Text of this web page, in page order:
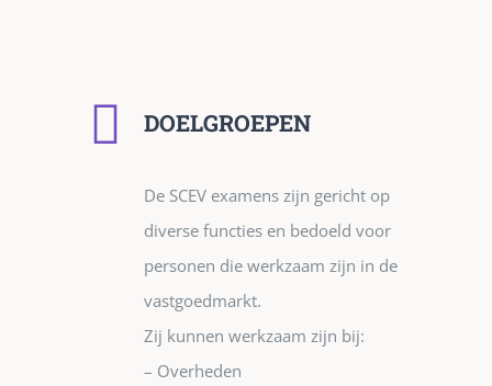
DOELGROEPEN
De SCEV examens zijn gericht op
diverse functies en bedoeld voor
personen die werkzaam zijn in de
vastgoedmarkt.
Zij kunnen werkzaam zijn bij:
– Overheden